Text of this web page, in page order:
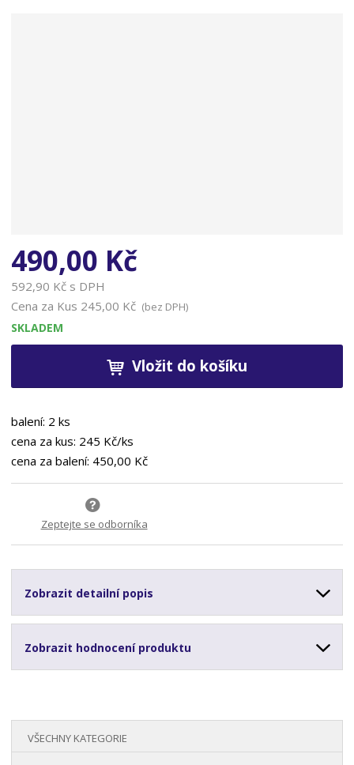
490,00 Kč
592,90 Kč s DPH
Cena za Kus 245,00 Kč (bez DPH)
SKLADEM
Vložit do košíku
balení: 2 ks
cena za kus: 245 Kč/ks
cena za balení: 450,00 Kč
Zeptejte se odborníka
Zobrazit detailní popis
Zobrazit hodnocení produktu
VŠECHNY KATEGORIE